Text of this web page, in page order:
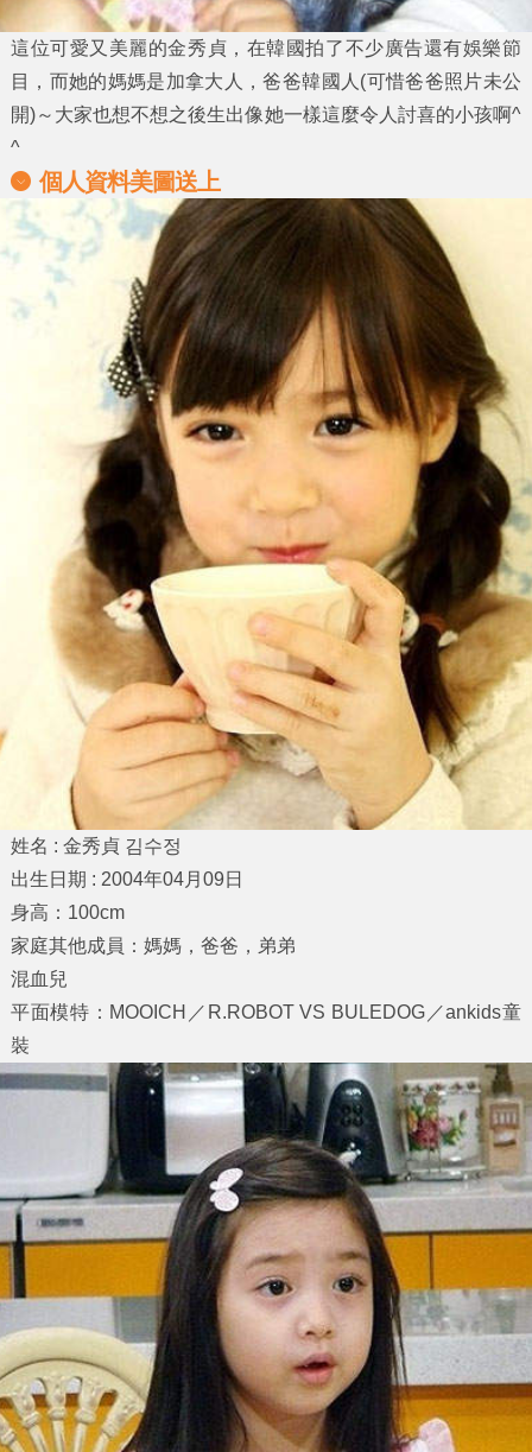
這位可愛又美麗的金秀貞，在韓國拍了不少廣告還有娛樂節
目，而她的媽媽是加拿大人，爸爸韓國人(可惜爸爸照片未公
開)～大家也想不想之後生出像她一樣這麼令人討喜的小孩啊^
^
個人資料美圖送上
姓名 : 金秀貞 김수정
出生日期 : 2004年04月09日
身高：100cm
家庭其他成員：媽媽，爸爸，弟弟
混血兒
平面模特：MOOICH／R.ROBOT VS BULEDOG／ankids童
裝